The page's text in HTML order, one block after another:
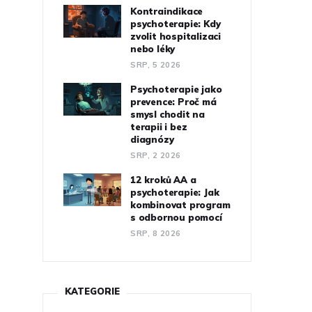
Kontraindikace
psychoterapie: Kdy
zvolit hospitalizaci
nebo léky
SRP, 5 2026
Psychoterapie jako
prevence: Proč má
smysl chodit na
terapii i bez
diagnózy
SRP, 2 2026
12 kroků AA a
psychoterapie: Jak
kombinovat program
s odbornou pomocí
SRP, 8 2026
KATEGORIE